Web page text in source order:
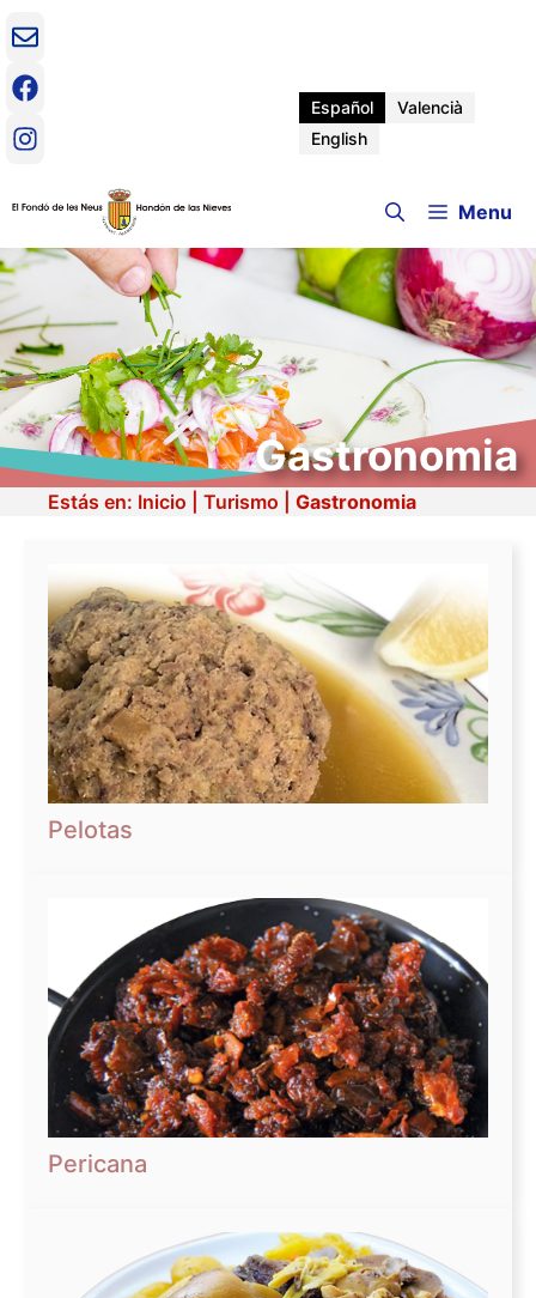
Saltar
contenido
Español
Valencià
English
Menu
Gastronomia
Estás en: Inicio Turismo Gastronomia
Pelotas
Pericana